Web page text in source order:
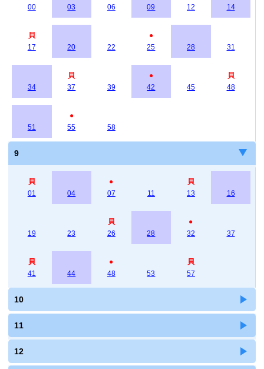
00
03
06
09 12 14
貝
17
20 22
●
25
28 31
34
貝
37
39
●
42
45
貝
48
51
●
55
58
9
貝
01
04
●
07
11
貝
13
16
19 23
貝
26
28
●
32
37
貝
41
44
●
48
53
貝
57
10
11
12